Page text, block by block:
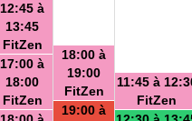
12:45 à
13:45
FitZen
17:00 à
18:00
FitZen
18:00 à
19:00
FitZen
19:00 à
11:45 à
FitZen